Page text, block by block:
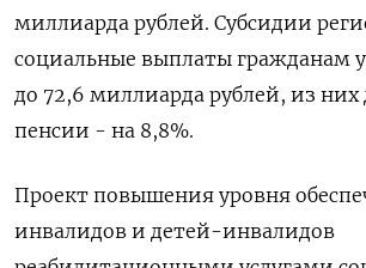
миллиарда рублей. Субсидии
социальные выплаты гражданам
до 72,6 миллиарда рублей, из них
пенсии - на 8,8%.
Проект повышения уровня
инвалидов и детей-инвалидов